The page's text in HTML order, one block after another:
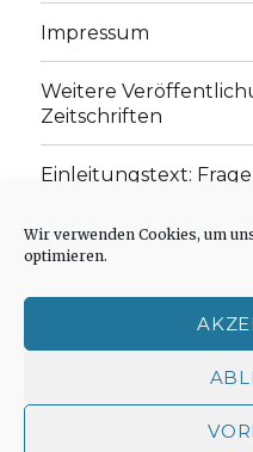
Wir verwenden Cookies, um
optimieren.
Impressum
Weitere
Zeitschriften
Einleitungstext:
„schwachen Glaubens“
Cookie-Richtlinie (EU)